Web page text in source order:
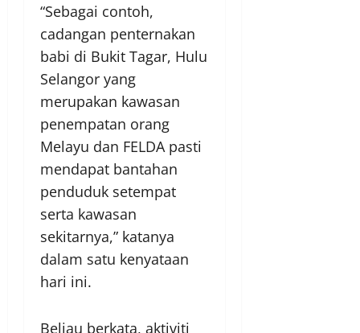
“Sebagai contoh,
cadangan penternakan
babi di Bukit Tagar, Hulu
Selangor yang
merupakan kawasan
penempatan orang
Melayu dan FELDA pasti
mendapat bantahan
penduduk setempat
serta kawasan
sekitarnya,” katanya
dalam satu kenyataan
hari ini.
Beliau berkata, aktiviti